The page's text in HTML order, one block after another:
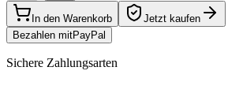
In den Warenkorb
Jetzt kaufen
Bezahlen mitPayPal
Sichere Zahlungsarten